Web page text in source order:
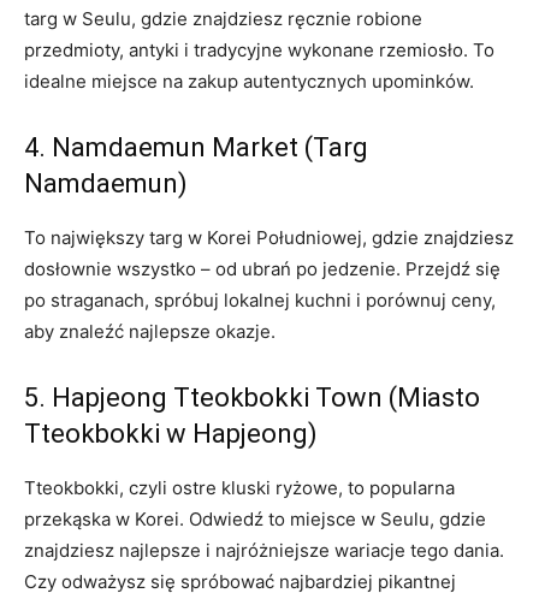
targ w Seulu, gdzie znajdziesz ręcznie robione
przedmioty, antyki​ i tradycyjne wykonane rzemiosło.⁣ To
idealne miejsce na ‌zakup autentycznych upominków.
4.⁢ Namdaemun Market ⁣(Targ⁣
Namdaemun)
To największy targ w Korei⁣ Południowej, ⁤gdzie​ znajdziesz
dosłownie wszystko – od ubrań po jedzenie. Przejdź się
po straganach, spróbuj⁣ lokalnej ‍kuchni i porównuj ceny,‍
aby ‍znaleźć⁢ najlepsze okazje.
5. Hapjeong Tteokbokki ⁣Town⁤ (Miasto
Tteokbokki w Hapjeong)
Tteokbokki, czyli ostre⁢ kluski ryżowe,‌ to ⁣popularna
przekąska‍ w⁢ Korei. Odwiedź to miejsce w Seulu, gdzie
znajdziesz najlepsze i najróżniejsze wariacje tego dania.
Czy odważysz się ⁤spróbować najbardziej pikantnej‍